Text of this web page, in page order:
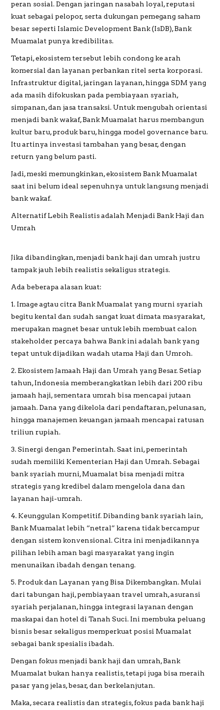
peran sosial. Dengan jaringan nasabah loyal, reputasi
kuat sebagai pelopor, serta dukungan pemegang saham
besar seperti Islamic Development Bank (IsDB), Bank
Muamalat punya kredibilitas.
Tetapi, ekosistem tersebut lebih condong ke arah
komersial dan layanan perbankan ritel serta korporasi.
Infrastruktur digital, jaringan layanan, hingga SDM yang
ada masih difokuskan pada pembiayaan syariah,
simpanan, dan jasa transaksi. Untuk mengubah orientasi
menjadi bank wakaf, Bank Muamalat harus membangun
kultur baru, produk baru, hingga model governance baru.
Itu artinya investasi tambahan yang besar, dengan
return yang belum pasti.
Jadi, meski memungkinkan, ekosistem Bank Muamalat
saat ini belum ideal sepenuhnya untuk langsung menjadi
bank wakaf.
Alternatif Lebih Realistis adalah Menjadi Bank Haji dan
Umrah
Jika dibandingkan, menjadi bank haji dan umrah justru
tampak jauh lebih realistis sekaligus strategis.
Ada beberapa alasan kuat:
1. Image agtau citra Bank Muamalat yang murni syariah
begitu kental dan sudah sangat kuat dimata masyarakat,
merupakan magnet besar untuk lebih membuat calon
stakeholder percaya bahwa Bank ini adalah bank yang
tepat untuk dijadikan wadah utama Haji dan Umroh.
2. Ekosistem Jamaah Haji dan Umrah yang Besar. Setiap
tahun, Indonesia memberangkatkan lebih dari 200 ribu
jamaah haji, sementara umrah bisa mencapai jutaan
jamaah. Dana yang dikelola dari pendaftaran, pelunasan,
hingga manajemen keuangan jamaah mencapai ratusan
triliun rupiah.
3. Sinergi dengan Pemerintah. Saat ini, pemerintah
sudah memiliki Kementerian Haji dan Umrah. Sebagai
bank syariah murni, Muamalat bisa menjadi mitra
strategis yang kredibel dalam mengelola dana dan
layanan haji-umrah.
4. Keunggulan Kompetitif. Dibanding bank syariah lain,
Bank Muamalat lebih “netral” karena tidak bercampur
dengan sistem konvensional. Citra ini menjadikannya
pilihan lebih aman bagi masyarakat yang ingin
menunaikan ibadah dengan tenang.
5. Produk dan Layanan yang Bisa Dikembangkan. Mulai
dari tabungan haji, pembiayaan travel umrah, asuransi
syariah perjalanan, hingga integrasi layanan dengan
maskapai dan hotel di Tanah Suci. Ini membuka peluang
bisnis besar sekaligus memperkuat posisi Muamalat
sebagai bank spesialis ibadah.
Dengan fokus menjadi bank haji dan umrah, Bank
Muamalat bukan hanya realistis, tetapi juga bisa meraih
pasar yang jelas, besar, dan berkelanjutan.
Maka, secara realistis dan strategis, fokus pada bank haji